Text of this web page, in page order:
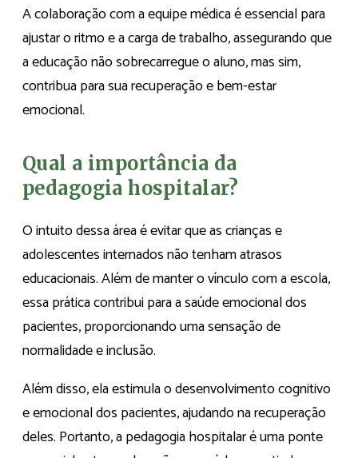
A colaboração com a equipe médica é essencial para
ajustar o ritmo e a carga de trabalho, assegurando que
a educação não sobrecarregue o aluno, mas sim,
contribua para sua recuperação e bem-estar
emocional.
Qual a importância da
pedagogia hospitalar?
O intuito dessa área é evitar que as crianças e
adolescentes internados não tenham atrasos
educacionais. Além de manter o vínculo com a escola,
essa prática contribui para a saúde emocional dos
pacientes, proporcionando uma sensação de
normalidade e inclusão.
Além disso, ela estimula o desenvolvimento cognitivo
e emocional dos pacientes, ajudando na recuperação
deles. Portanto, a pedagogia hospitalar é uma ponte